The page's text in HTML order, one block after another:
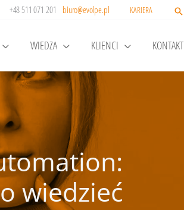
+48 511 071 201 biuro@evolpe.pl KARIERA
WIEDZA KLIENCI KONTAKT
wiedzieć